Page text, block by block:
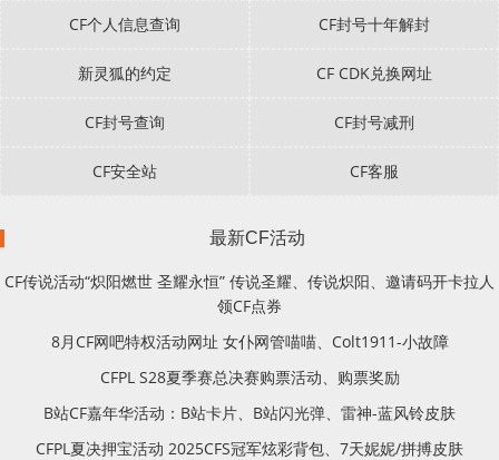
CF个人信息查询 CF封号十年解封
新灵狐的约定 CF CDK兑换网址
CF封号查询 CF封号减刑
CF安全站 CF客服
最新CF活动
CF传说活动“炽阳燃世 圣耀永恒” 传说圣耀、传说炽阳、邀请码开卡拉人
领CF点券
8月CF网吧特权活动网址 女仆网管喵喵、Colt1911-小故障
CFPL S28夏季赛总决赛购票活动、购票奖励
B站CF嘉年华活动：B站卡片、B站闪光弹、雷神-蓝风铃皮肤
CFPL夏决押宝活动 2025CFS冠军炫彩背包、7天妮妮/拼搏皮肤